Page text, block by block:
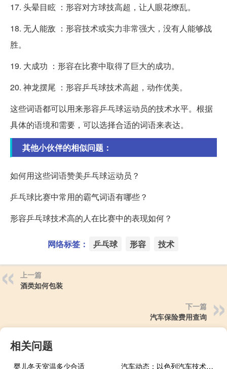
17. 头晕目眩 ：形容对方球技高超，让人眼花缭乱。
18. 无人能敌 ：形容技术或实力非常强大，没有人能够战
胜。
19. 大成功 ：形容在比赛中取得了巨大的成功。
20. 神龙摆尾 ：形容乒乓球技术高超，动作优美。
这些词语都可以用来形容乒乓球运动员的技术水平。根据
具体的语境和需要，可以选择合适的词语来表达。
其他小伙伴的相似问题：
如何用这些词语赞美乒乓球运动员？
乒乓球比赛中常用的霸气词语有哪些？
形容乒乓球技术高的人在比赛中的表现如何？
网络标签： 乒乓球 形容 技术
上一篇
酒类如何包装
下一篇
汽车保险费用查询
相关问题
婴儿冬天室温多少合适 汽车动态：以色列汽车技术成为焦点